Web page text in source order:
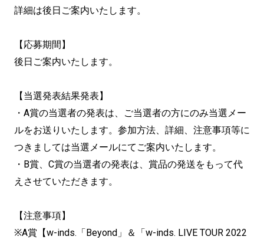
詳細は後日ご案内いたします。
【応募期間】
後日ご案内いたします。
【当選発表結果発表】
・A賞の当選者の発表は、
ご当選者の方にのみ当選メー
ルをお送りいたします。参加方法、 詳細、 注意事項等に
つきましては当選メールにてご案内いたします。
・B賞、C賞の当選者の発表は、 賞品の発送をもって代
えさせていただきます。
【注意事項】
※A賞【w-inds.「Beyond」＆「w-inds. LIVE TOUR 2022